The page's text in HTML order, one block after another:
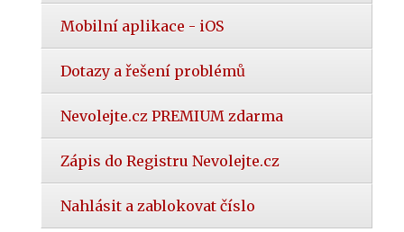
Mobilní aplikace - iOS
Dotazy a řešení problémů
Nevolejte.cz PREMIUM zdarma
Zápis do Registru Nevolejte.cz
Nahlásit a zablokovat číslo